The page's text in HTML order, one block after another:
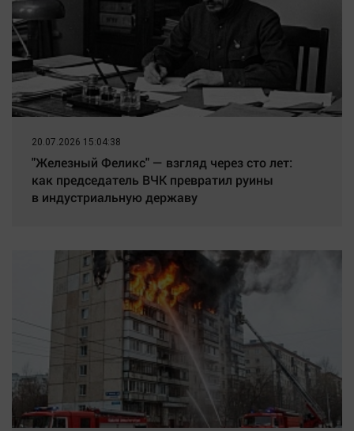
20.07.2026 15:04:38
"Железный Феликс" — взгляд через сто лет:
как председатель ВЧК превратил руины
в индустриальную державу